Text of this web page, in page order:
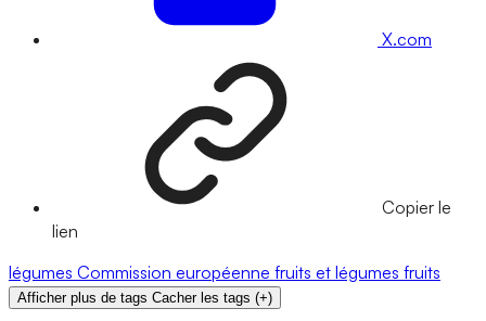
X.com
Copier le
lien
légumes Commission européenne fruits et légumes fruits
Afficher plus de tags Cacher les tags (+)